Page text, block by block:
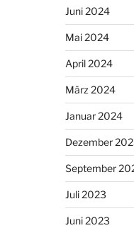
Juni 2024
Mai 2024
April 2024
März 2024
Januar 2024
Dezember
September
Juli 2023
Juni 2023